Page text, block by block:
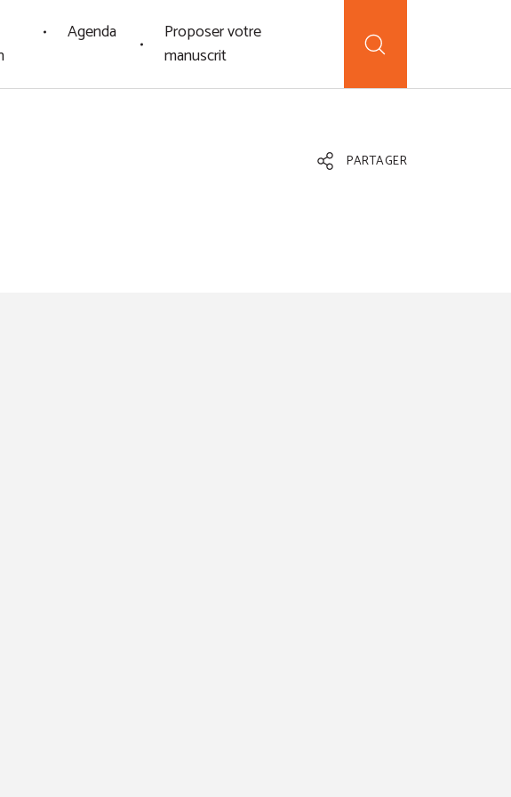
Agenda
Proposer votre
manuscrit
PARTAGER